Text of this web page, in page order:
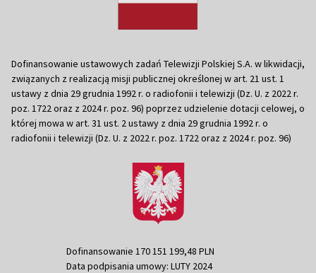
Dofinansowanie ustawowych zadań Telewizji Polskiej S.A. w likwidacji,
związanych z realizacją misji publicznej określonej w art. 21 ust. 1
ustawy z dnia 29 grudnia 1992 r. o radiofonii i telewizji (Dz. U. z 2022 r.
poz. 1722 oraz z 2024 r. poz. 96) poprzez udzielenie dotacji celowej, o
której mowa w art. 31 ust. 2 ustawy z dnia 29 grudnia 1992 r. o
radiofonii i telewizji (Dz. U. z 2022 r. poz. 1722 oraz z 2024 r. poz. 96)
Dofinansowanie 170 151 199,48 PLN
Data podpisania umowy: LUTY 2024